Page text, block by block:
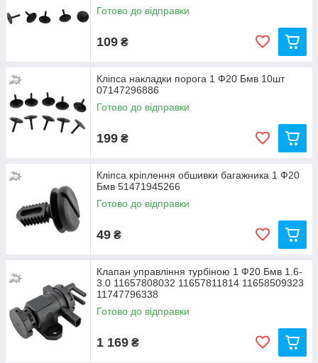
Готово до відправки
109 ₴
Кліпса накладки порога 1 Ф20 Бмв 10шт
07147296886
Готово до відправки
199 ₴
Кліпса кріплення обшивки багажника 1 Ф20
Бмв 51471945266
Готово до відправки
49 ₴
Клапан управління турбіною 1 Ф20 Бмв 1.6-
3.0 11657808032 11657811814 11658509323
11747796338
Готово до відправки
1 169 ₴